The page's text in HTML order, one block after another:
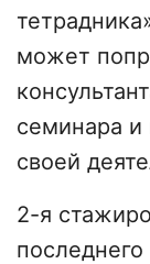
может
семинара и
своей
2-я